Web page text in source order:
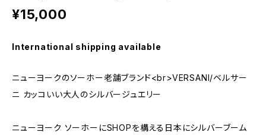
¥15,000
International shipping available
ニューヨークのソーホー老舗ブランド<br>VERSANI/ベルサー
ニ カッコいい大人のシルバージュエリー
ニューヨーク ソーホーにSHOPを構える日本にシルバーブーム